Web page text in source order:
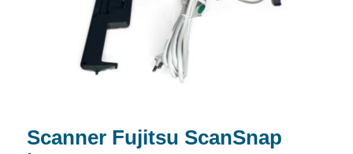
Scanner Fujitsu ScanSnap